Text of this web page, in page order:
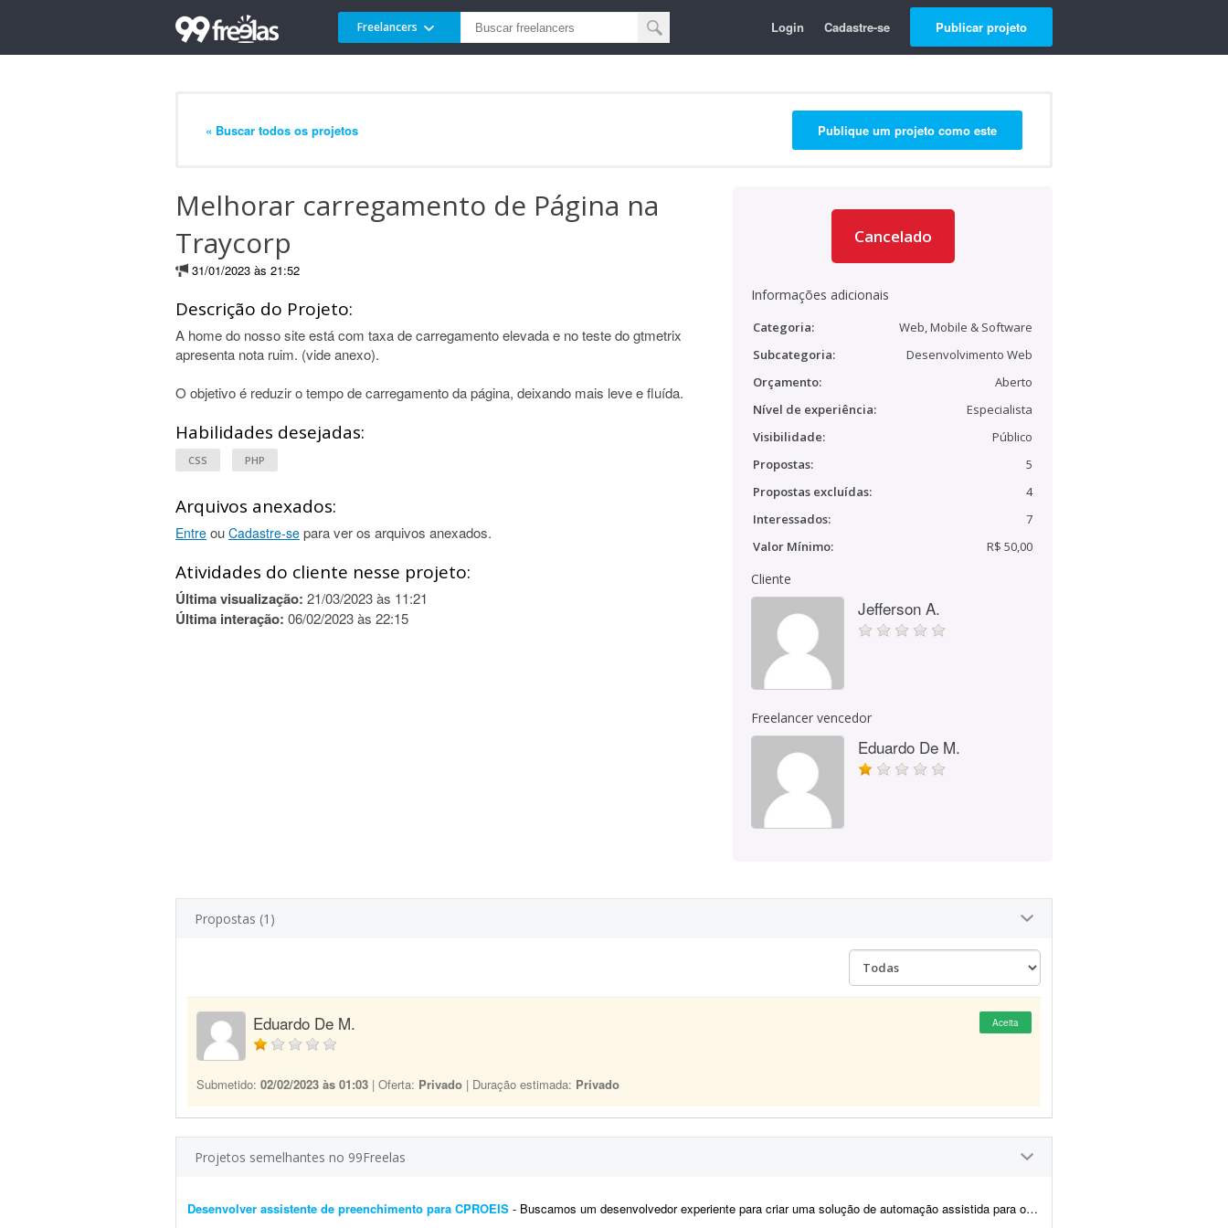
Freelancers Login Cadastre-se Publicar projeto
« Buscar todos os projetos Publique um projeto como este
Melhorar carregamento de Página na
Traycorp
31/01/2023 às 21:52
Descrição do Projeto:
A home do nosso site está com taxa de carregamento elevada e no teste do gtmetrix
apresenta nota ruim. (vide anexo).
O objetivo é reduzir o tempo de carregamento da página, deixando mais leve e fluída.
Habilidades desejadas:
CSS PHP
Arquivos anexados:
Entre ou Cadastre-se para ver os arquivos anexados.
Atividades do cliente nesse projeto:
Última visualização: 21/03/2023 às 11:21
Última interação: 06/02/2023 às 22:15
Cancelado
Informações adicionais
Categoria:
Web, Mobile & Software
Subcategoria:
Desenvolvimento Web
Orçamento:
Aberto
Nível de experiência:
Especialista
Visibilidade:
Público
Propostas:
5
Propostas excluídas:
4
Interessados:
7
Valor Mínimo:
R$ 50,00
Cliente
Jefferson A.
Freelancer vencedor
Eduardo De M.
Propostas (1)
Eduardo De M. Aceita
Submetido: 02/02/2023 às 01:03 | Oferta: Privado | Duração estimada: Privado
Projetos semelhantes no 99Freelas
Desenvolver assistente de preenchimento para CPROEIS - Buscamos um desenvolvedor experiente para criar uma solução de automação assistida para o processo de preenchimento de dados no sistema CPROEIS. O objetivo principal &ea...